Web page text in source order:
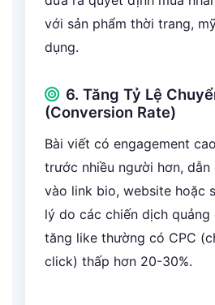
với sản phẩm thời trang,
dụng.
6. Tăng Tỷ Lệ
(Conversion Rate)
Bài viết có engagement
trước nhiều người hơn, dẫn
vào link bio, website hoặc
lý do các chiến dịch
tăng like thường có CPC
click) thấp hơn 20-30%.